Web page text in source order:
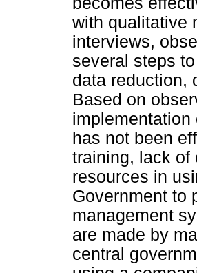
with qualitative
interviews,
several steps
data reduction,
Based on
implementation
has not been
training, lack of
resources in
Government to
management
are made by
central